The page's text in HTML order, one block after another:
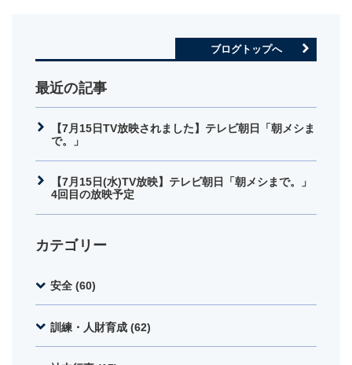
ブログトップへ
最近の記事
【7月15日TV放映されました】テレビ朝日「朝メシま
で。」
【7月15日(水)TV放映】テレビ朝日「朝メシまで。」
4回目の放映予定
カテゴリー
安全 (60)
訓練・人財育成 (62)